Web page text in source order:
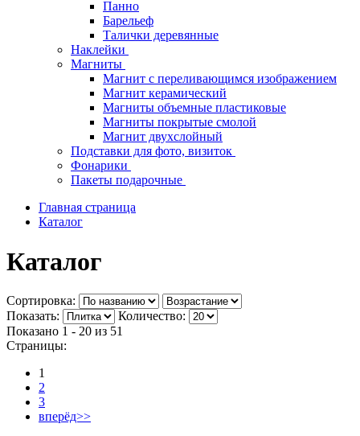
Панно
Барельеф
Талички деревянные
Наклейки
Магниты
Магнит с переливающимся изображением
Магнит керамический
Магниты объемные пластиковые
Магниты покрытые смолой
Магнит двухслойный
Подставки для фото, визиток
Фонарики
Пакеты подарочные
Главная страница
Каталог
Каталог
Сортировка:
Показать:
Количество:
Показано 1 - 20 из 51
Страницы:
1
2
3
вперёд>>